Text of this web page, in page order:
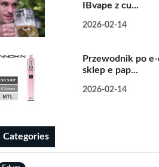
IBvape z cu...
2026-02-14
Przewodnik po
sklep e pap...
2026-02-14
Categories